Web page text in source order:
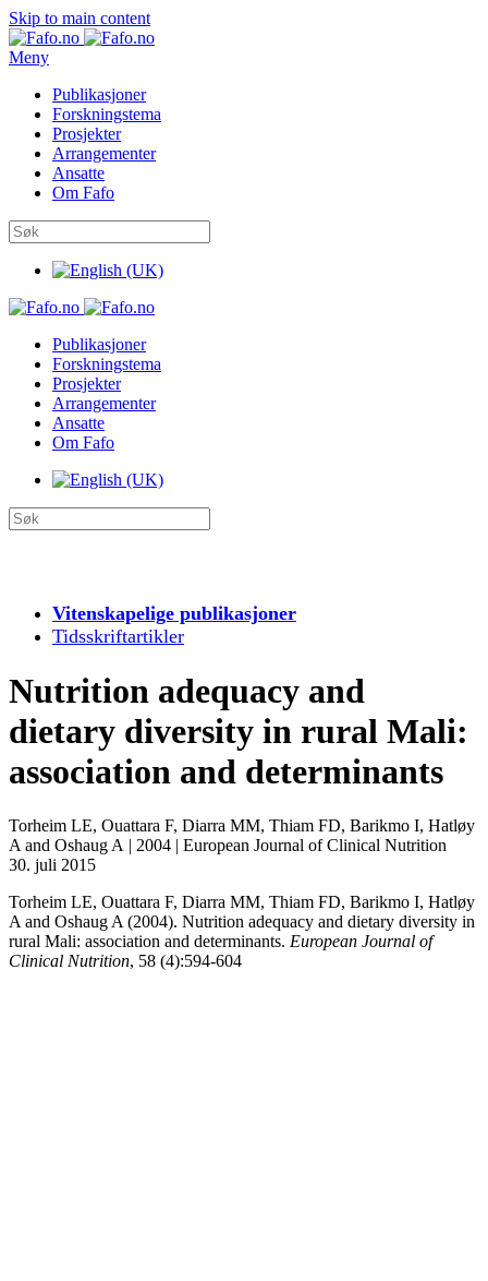
Skip to main content
Meny
Publikasjoner
Forskningstema
Prosjekter
Arrangementer
Ansatte
Om Fafo
Publikasjoner
Forskningstema
Prosjekter
Arrangementer
Ansatte
Om Fafo
Vitenskapelige publikasjoner
Tidsskriftartikler
Nutrition adequacy and
dietary diversity in rural Mali:
association and determinants
Torheim LE, Ouattara F, Diarra MM, Thiam FD, Barikmo I, Hatløy
A and Oshaug A | 2004 | European Journal of Clinical Nutrition
30. juli 2015
Torheim LE, Ouattara F, Diarra MM, Thiam FD, Barikmo I, Hatløy
A and Oshaug A (2004). Nutrition adequacy and dietary diversity in
rural Mali: association and determinants. European Journal of
Clinical Nutrition, 58 (4):594-604